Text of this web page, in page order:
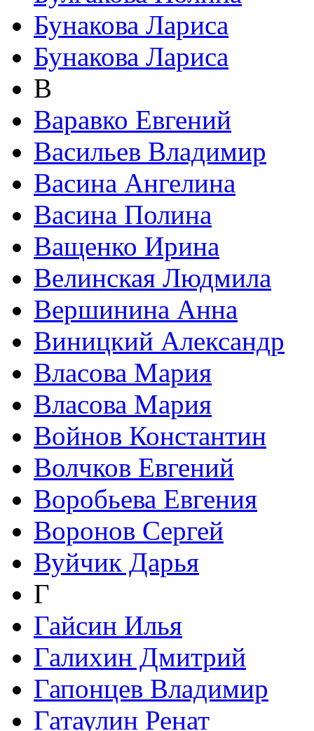
Бунакова Лариса
Бунакова Лариса
В
Варавко Евгений
Васильев Владимир
Васина Ангелина
Васина Полина
Ващенко Ирина
Велинская Людмила
Вершинина Анна
Виницкий Александр
Власова Мария
Власова Мария
Войнов Константин
Волчков Евгений
Воробьева Евгения
Воронов Сергей
Вуйчик Дарья
Г
Гайсин Илья
Галихин Дмитрий
Гапонцев Владимир
Гатаулин Ренат